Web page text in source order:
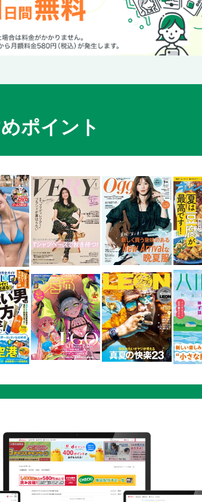
フルトのラタトゥイユ／ピーマンのジャコ炒め
アクアパッツァ
のマリネ／パプリカの簡単ムース
クメルリ／ズッキーニとりんごのマリネ
キンの酢みそ和え／小松菜とひき肉のごま煮
ん草とあさりの酒蒸し
クリーム和え／ほうれん草のアボカドココット
ボールのデミソース煮／キャベツの芯とアボカドの
スープ
オイスターソース煮／レタスとしらすのお浸し
丼
蒸し／白菜と鮭フレークのゆず和え
エビマヨ／ブロッコリーとカボチャのケークサレ
ーブントースター焼き／くたくたブロッコリーのガ
べるニラ玉
そスープ／ニラたっぷりチヂミ
ヒージョ
トフ／薬味たっぷり！ かぶのレンジ蒸し
コギ
にんじんのり塩チップス
炊き込みご飯／デパ地下風ごぼうの腸活サラダ
ポイント